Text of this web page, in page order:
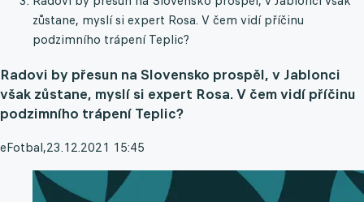
zůstane, myslí si expert Rosa. V čem vidí příčinu
podzimního trápení Teplic?
Radovi by přesun na Slovensko prospěl, v Jablonci
však zůstane, myslí si expert Rosa. V čem vidí příčinu
podzimního trápení Teplic?
eFotbal,23.12.2021 15:45